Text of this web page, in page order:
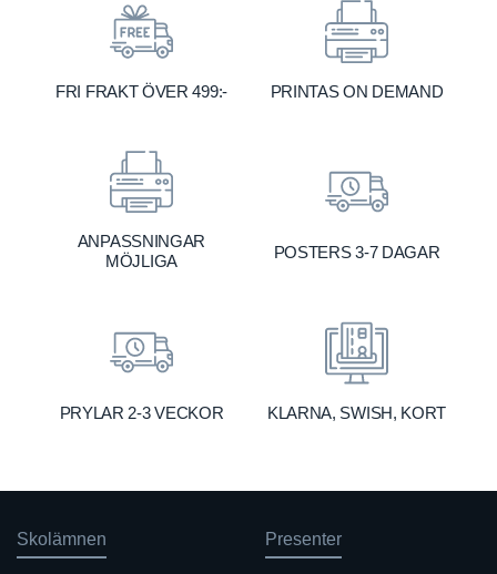
FRI FRAKT ÖVER 499:- PRINTAS ON DEMAND
ANPASSNINGAR
MÖJLIGA
POSTERS 3-7 DAGAR
PRYLAR 2-3 VECKOR KLARNA, SWISH, KORT
Skolämnen Presenter